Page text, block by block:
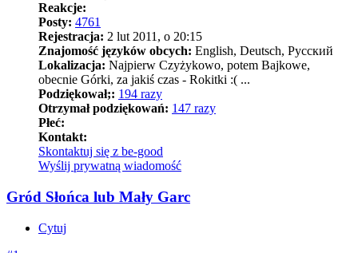
Reakcje:
Posty: 4761
Rejestracja: 2 lut 2011, o 20:15
Znajomość języków obcych: English, Deutsch, Pусский
Lokalizacja: Najpierw Czyżykowo, potem Bajkowe,
obecnie Górki, za jakiś czas - Rokitki :( ...
Podziękował;: 194 razy
Otrzymał podziękowań: 147 razy
Płeć:
Kontakt:
Skontaktuj się z be-good
Wyślij prywatną wiadomość
Gród Słońca lub Mały Garc
Cytuj